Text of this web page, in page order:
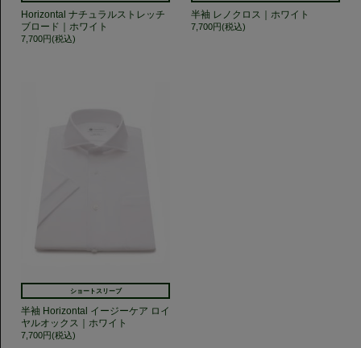
Horizontal ナチュラルストレッチ
ブロード｜ホワイト
7,700円(税込)
半袖 レノクロス｜ホワイト
7,700円(税込)
ショートスリーブ
半袖 Horizontal イージーケア ロイ
ヤルオックス｜ホワイト
7,700円(税込)